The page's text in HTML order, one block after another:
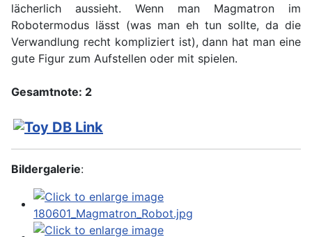
lächerlich aussieht. Wenn man Magmatron im
Robotermodus lässt (was man eh tun sollte, da die
Verwandlung recht kompliziert ist), dann hat man eine
gute Figur zum Aufstellen oder mit spielen.
Gesamtnote: 2
Bildergalerie: